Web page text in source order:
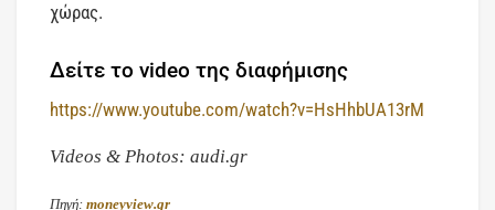
χώρας.
Δείτε το video της διαφήμισης
https://www.youtube.com/watch?v=HsHhbUA13rM
Videos & Photos: audi.gr
Πηγή: moneyview.gr